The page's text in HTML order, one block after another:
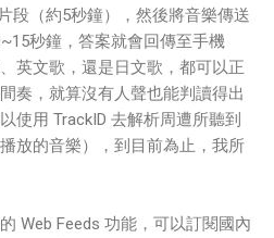
段（約5秒鐘），然後將音樂傳送
秒鐘，答案就會回傳至手機
英文歌，還是日文歌，都可以正
奏，就算沒有人聲也能判讀得出
使用 TrackID 去解析周遭所聽到
放的音樂），到目前為止，我所
Web Feeds 功能，可以訂閱國內